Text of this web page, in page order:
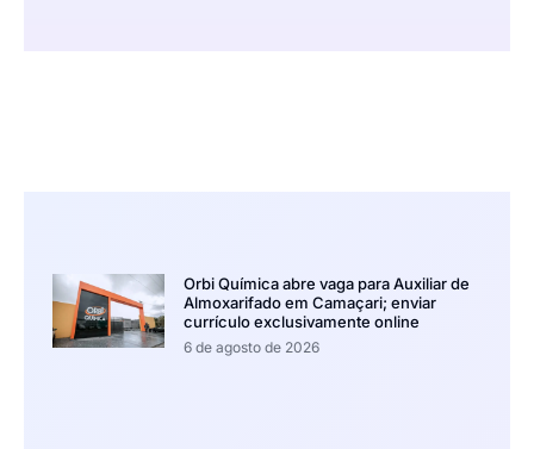
Orbi Química abre vaga para Auxiliar de
Almoxarifado em Camaçari; enviar
currículo exclusivamente online
6 de agosto de 2026